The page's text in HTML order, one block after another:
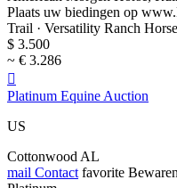
Plaats uw biedingen op
Trail · Versatility Ranch Horse
$ 3.500
~ € 3.286

Platinum Equine Auction
US
Cottonwood AL
mail Contact favorite Bewaren